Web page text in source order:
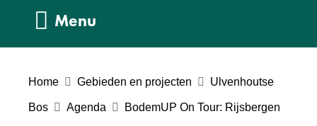
e
Menu
Home Gebieden en projecten Ulvenhoutse
Bos Agenda BodemUP On Tour: Rijsbergen